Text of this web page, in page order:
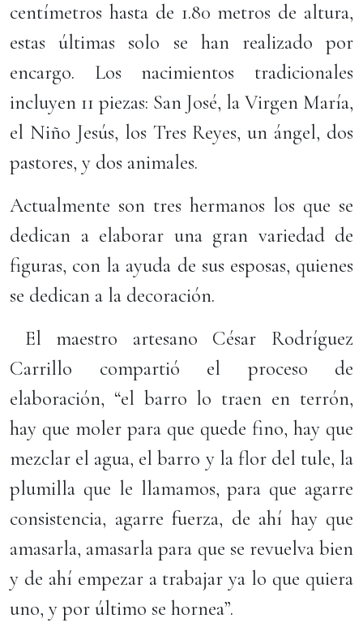
centímetros hasta de 1.80 metros de altura,
estas últimas solo se han realizado por
encargo. Los nacimientos tradicionales
incluyen 11 piezas: San José, la Virgen María,
el Niño Jesús, los Tres Reyes, un ángel, dos
pastores, y dos animales.
Actualmente son tres hermanos los que se
dedican a elaborar una gran variedad de
figuras, con la ayuda de sus esposas, quienes
se dedican a la decoración.
El maestro artesano César Rodríguez
Carrillo compartió el proceso de
elaboración, “el barro lo traen en terrón,
hay que moler para que quede fino, hay que
mezclar el agua, el barro y la flor del tule, la
plumilla que le llamamos, para que agarre
consistencia, agarre fuerza, de ahí hay que
amasarla, amasarla para que se revuelva bien
y de ahí empezar a trabajar ya lo que quiera
uno, y por último se hornea”.